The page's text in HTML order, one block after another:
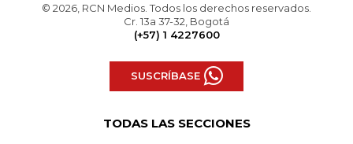
© 2026, RCN Medios. Todos los derechos reservados.
Cr. 13a 37-32, Bogotá
(+57) 1 4227600
SUSCRÍBASE
TODAS LAS SECCIONES